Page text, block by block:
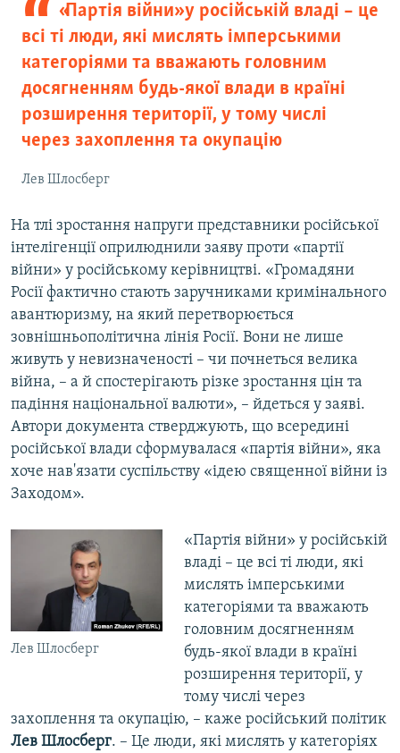
«Партія війни» у російській владі – це
всі ті люди, які мислять імперськими
категоріями та вважають головним
досягненням будь-якої влади в країні
розширення території, у тому числі
через захоплення та окупацію
Лев Шлосберг
На тлі зростання напруги представники російської
інтелігенції оприлюднили заяву проти «партії
війни» у російському керівництві. «Громадяни
Росії фактично стають заручниками кримінального
авантюризму, на який перетворюється
зовнішньополітична лінія Росії. Вони не лише
живуть у невизначеності – чи почнеться велика
війна, – а й спостерігають різке зростання цін та
падіння національної валюти», – йдеться у заяві.
Автори документа стверджують, що всередині
російської влади сформувалася «партія війни», яка
хоче нав'язати суспільству «ідею священної війни із
Заходом».
Лев Шлосберг
«Партія війни» у російській
владі – це всі ті люди, які
мислять імперськими
категоріями та вважають
головним досягненням
будь-якої влади в країні
розширення території, у
тому числі через
захоплення та окупацію, – каже російський політик
Лев Шлосберг. – Це люди, які мислять у категоріях